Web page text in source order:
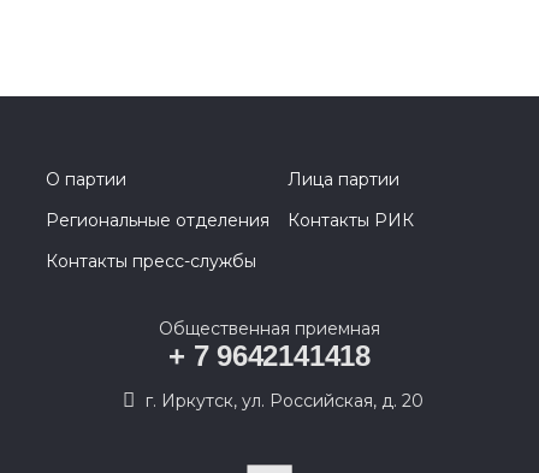
О партии
Лица партии
Региональные отделения
Контакты РИК
Контакты пресс-службы
Общественная приемная
+ 7 9642141418
г. Иркутск, ул. Российская, д. 20